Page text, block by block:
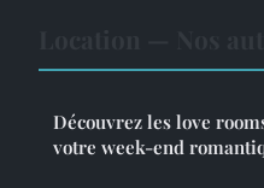
Découvrez les love
votre week-end